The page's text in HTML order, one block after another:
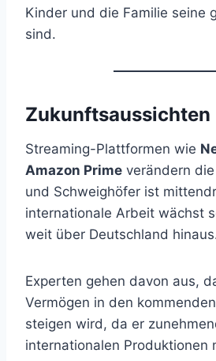
Kinder und die Familie seine
sind.
Zukunftsaussichten
Streaming-Plattformen wie
Amazon Prime verändern
und Schweighöfer ist
internationale Arbeit wächst
weit über Deutschland
Experten gehen davon aus,
Vermögen in den
steigen wird, da er
internationalen Produktionen